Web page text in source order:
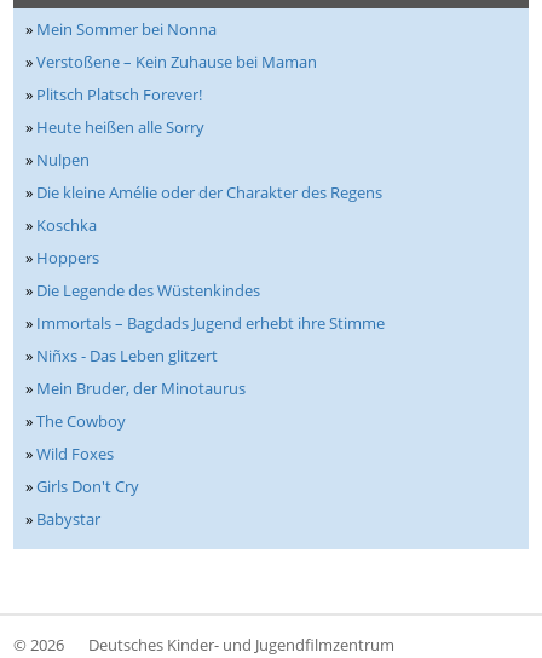
» Mein Sommer bei Nonna
»Verstoßene – Kein Zuhause bei Maman
» Plitsch Platsch Forever!
» Heute heißen alle Sorry
» Nulpen
» Die kleine Amélie oder der Charakter des Regens
» Koschka
» Hoppers
» Die Legende des Wüstenkindes
» Immortals – Bagdads Jugend erhebt ihre Stimme
» Niñxs - Das Leben glitzert
» Mein Bruder, der Minotaurus
»The Cowboy
»Wild Foxes
»Girls Don't Cry
» Babystar
© 2026 Deutsches Kinder- und Jugendfilmzentrum